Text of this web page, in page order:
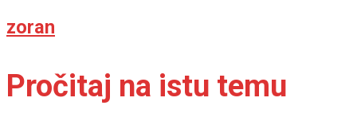
zoran
Pročitaj na istu temu